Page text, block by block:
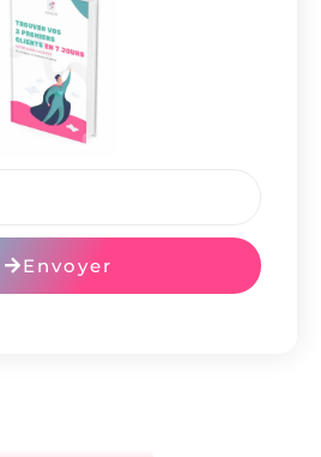
Envoyer